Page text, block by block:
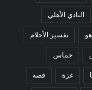
النادي الأهلي
تفسير الأحلام
حماس
غزة قصه